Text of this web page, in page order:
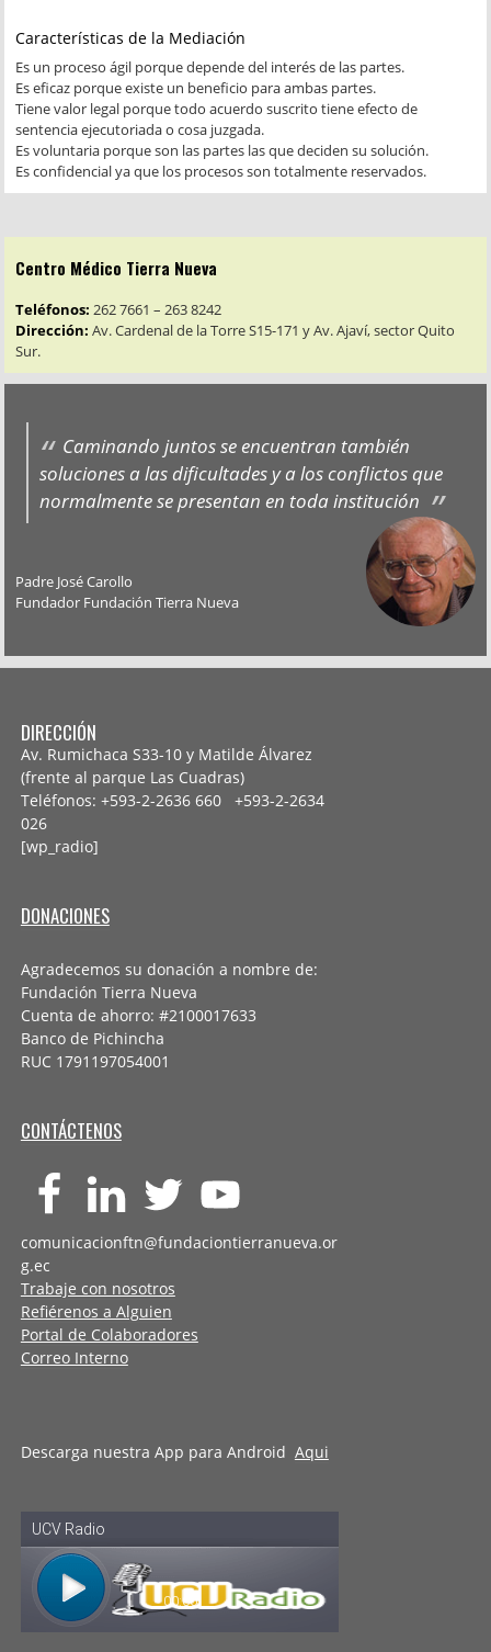
Características de la Mediación
Es un proceso ágil porque depende del interés de las partes.
Es eficaz porque existe un beneficio para ambas partes.
Tiene valor legal porque todo acuerdo suscrito tiene efecto de
sentencia ejecutoriada o cosa juzgada.
Es voluntaria porque son las partes las que deciden su solución.
Es confidencial ya que los procesos son totalmente reservados.
Centro Médico Tierra Nueva
Teléfonos: 262 7661 – 263 8242
Dirección: Av. Cardenal de la Torre S15-171 y Av. Ajaví, sector Quito
Sur.
Caminando juntos se encuentran también
soluciones a las dificultades y a los conflictos que
normalmente se presentan en toda institución
Padre José Carollo
Fundador Fundación Tierra Nueva
DIRECCIÓN
Av. Rumichaca S33-10 y Matilde Álvarez
(frente al parque Las Cuadras)
Teléfonos: +593-2-2636 660 +593-2-2634
026
[wp_radio]
DONACIONES
Agradecemos su donación a nombre de:
Fundación Tierra Nueva
Cuenta de ahorro: #2100017633
Banco de Pichincha
RUC 1791197054001
CONTÁCTENOS
comunicacionftn@fundaciontierranueva.or
g.ec
Trabaje con nosotros
Refiérenos a Alguien
Portal de Colaboradores
Correo Interno
Descarga nuestra App para Android Aqui